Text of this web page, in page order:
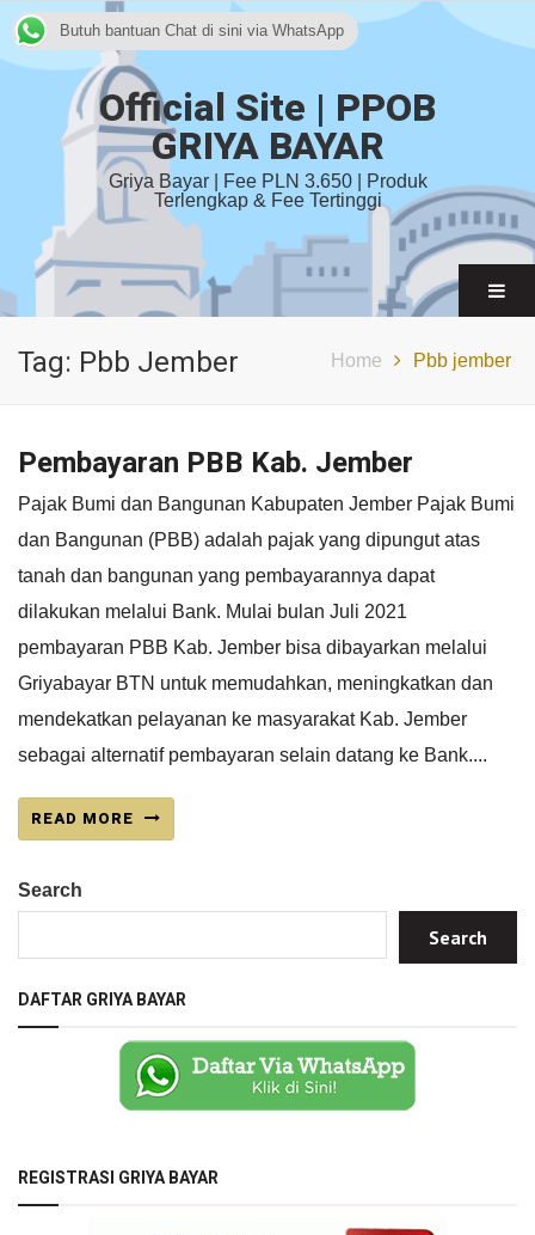
Official Site | PPOB
GRIYA BAYAR
Griya Bayar | Fee PLN 3.650 | Produk
Terlengkap & Fee Tertinggi
Tag: Pbb Jember Home Pbb jember
Pembayaran PBB Kab. Jember
Pajak Bumi dan Bangunan Kabupaten Jember Pajak Bumi
dan Bangunan (PBB) adalah pajak yang dipungut atas
tanah dan bangunan yang pembayarannya dapat
dilakukan melalui Bank. Mulai bulan Juli 2021
pembayaran PBB Kab. Jember bisa dibayarkan melalui
Griyabayar BTN untuk memudahkan, meningkatkan dan
mendekatkan pelayanan ke masyarakat Kab. Jember
sebagai alternatif pembayaran selain datang ke Bank....
READ MORE
Search
Search
DAFTAR GRIYA BAYAR
REGISTRASI GRIYA BAYAR
Butuh bantuan Chat di sini via WhatsApp